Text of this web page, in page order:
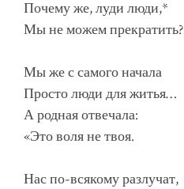
Почему же, луди люди,*
Мы не можем прекратить?
Мы же с самого начала
Просто люди для житья…
А родная отвечала:
«Это воля не твоя.
Нас по-всякому разлучат,